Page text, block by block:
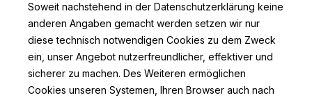
Soweit nachstehend in der Datenschutzerklärung keine
anderen Angaben gemacht werden setzen wir nur
diese technisch notwendigen Cookies zu dem Zweck
ein, unser Angebot nutzerfreundlicher, effektiver und
sicherer zu machen. Des Weiteren ermöglichen
Cookies unseren Systemen, Ihren Browser auch nach